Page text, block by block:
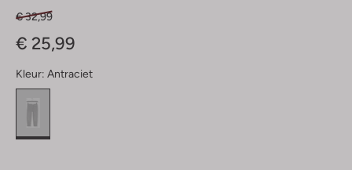
€ 32,99
€ 25,99
Kleur: Antraciet